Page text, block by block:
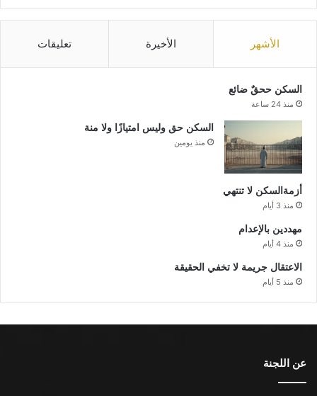
الأشهر الأخيرة تعليقات
السكن ححقٌ ضائع
منذ 24 ساعة
السكن حق وليس امتيازًا ولا منة
منذ يومين
أزمةالسكن لا تنتهي
منذ 3 أيام
مهددين بالإعدام
منذ 4 أيام
الاعتقال جريمة لا تخفي الحقيقة
منذ 5 أيام
عن اللجنة